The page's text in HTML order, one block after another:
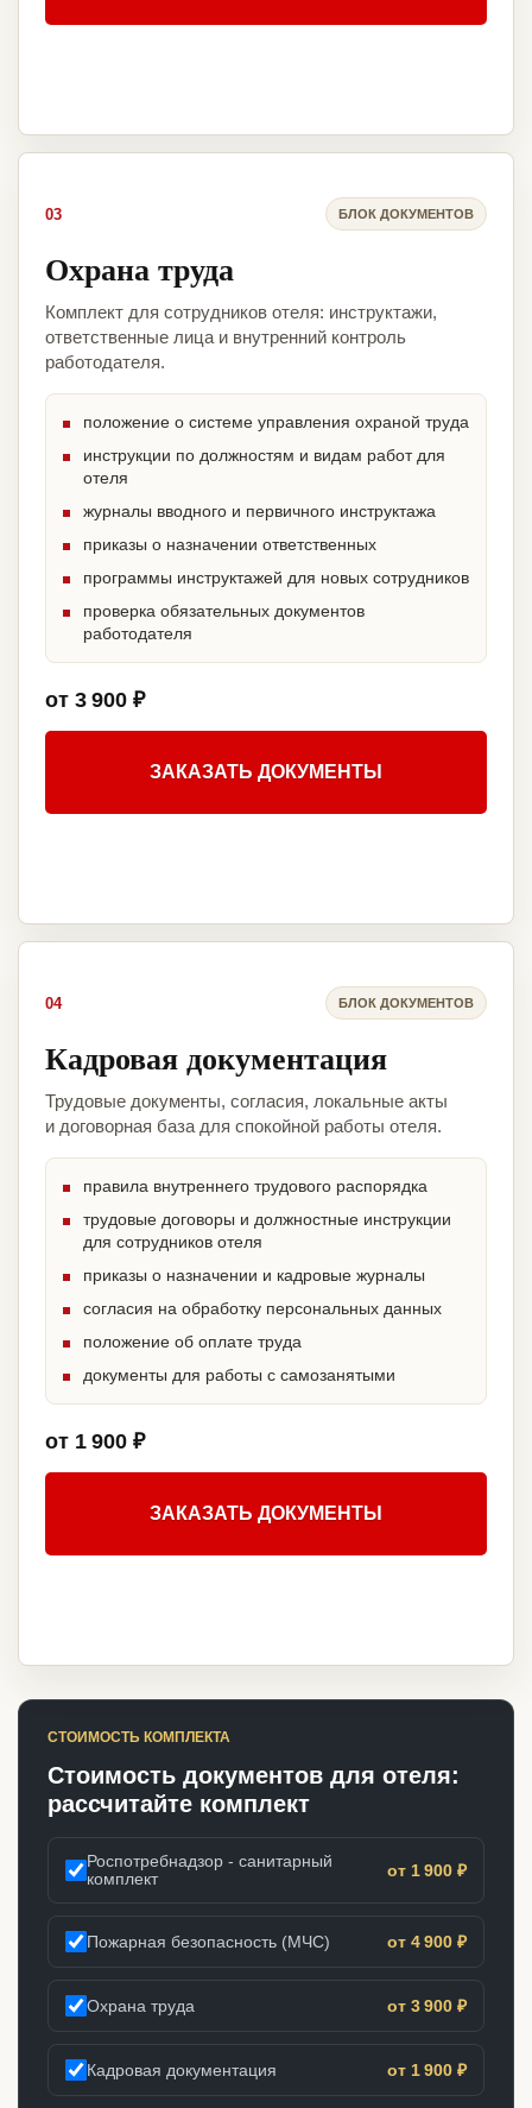
03 БЛОК ДОКУМЕНТОВ
Охрана труда
Комплект для сотрудников отеля: инструктажи,
ответственные лица и внутренний контроль
работодателя.
положение о системе управления охраной труда
инструкции по должностям и видам работ для
отеля
журналы вводного и первичного инструктажа
приказы о назначении ответственных
программы инструктажей для новых сотрудников
проверка обязательных документов
работодателя
от 3 900 ₽
ЗАКАЗАТЬ ДОКУМЕНТЫ
04 БЛОК ДОКУМЕНТОВ
Кадровая документация
Трудовые документы, согласия, локальные акты
и договорная база для спокойной работы отеля.
правила внутреннего трудового распорядка
трудовые договоры и должностные инструкции
для сотрудников отеля
приказы о назначении и кадровые журналы
согласия на обработку персональных данных
положение об оплате труда
документы для работы с самозанятыми
от 1 900 ₽
ЗАКАЗАТЬ ДОКУМЕНТЫ
СТОИМОСТЬ КОМПЛЕКТА
Стоимость документов для отеля:
рассчитайте комплект
Роспотребнадзор - санитарный
комплект
от 1 900 ₽
Пожарная безопасность (МЧС) от 4 900 ₽
Охрана труда от 3 900 ₽
Кадровая документация от 1 900 ₽